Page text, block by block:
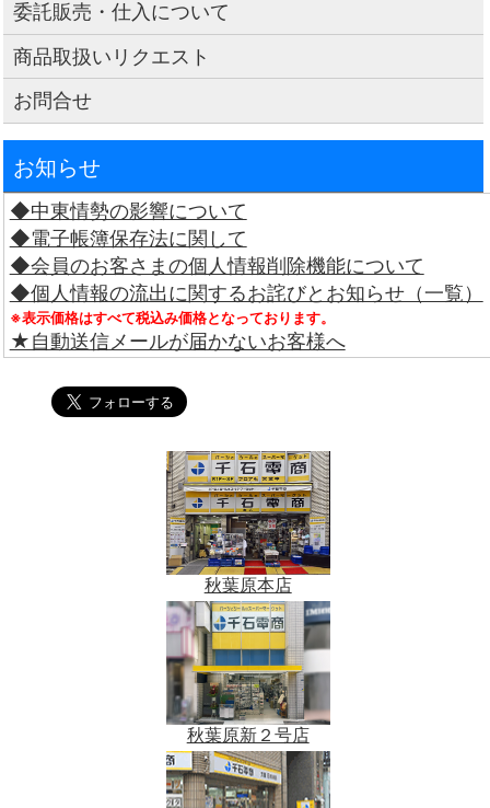
委託販売・仕入について
商品取扱いリクエスト
お問合せ
お知らせ
◆中東情勢の影響について
◆電子帳簿保存法に関して
◆会員のお客さまの個人情報削除機能について
◆個人情報の流出に関するお詫びとお知らせ（一覧）
※表示価格はすべて税込み価格となっております。
★自動送信メールが届かないお客様へ
秋葉原本店
秋葉原新２号店